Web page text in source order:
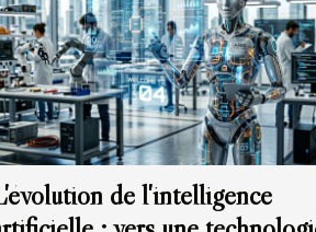
de l'intelligence